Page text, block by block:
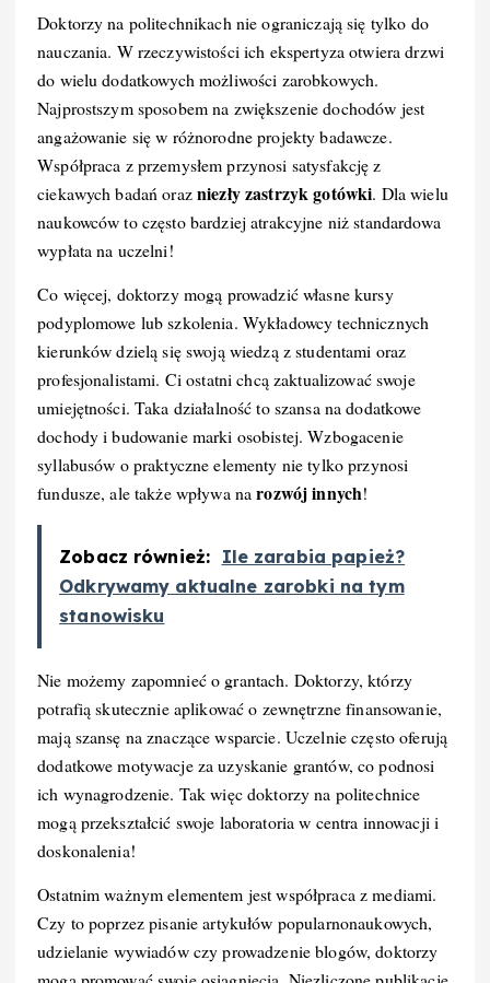
Doktorzy na politechnikach nie ograniczają się tylko do
nauczania. W rzeczywistości ich ekspertyza otwiera drzwi
do wielu dodatkowych możliwości zarobkowych.
Najprostszym sposobem na zwiększenie dochodów jest
angażowanie się w różnorodne projekty badawcze.
Współpraca z przemysłem przynosi satysfakcję z
ciekawych badań orazniezły zastrzyk gotówki. Dla wielu
naukowców to często bardziej atrakcyjne niż standardowa
wypłata na uczelni!
Co więcej, doktorzy mogą prowadzić własne kursy
podyplomowe lub szkolenia. Wykładowcy technicznych
kierunków dzielą się swoją wiedzą z studentami oraz
profesjonalistami. Ci ostatni chcą zaktualizować swoje
umiejętności. Taka działalność to szansa na dodatkowe
dochody i budowanie marki osobistej. Wzbogacenie
syllabusów o praktyczne elementy nie tylko przynosi
fundusze, ale także wpływa narozwój innych!
Zobacz również: Ile zarabia papież?
Odkrywamy aktualne zarobki na tym
stanowisku
Nie możemy zapomnieć o grantach. Doktorzy, którzy
potrafią skutecznie aplikować o zewnętrzne finansowanie,
mają szansę na znaczące wsparcie. Uczelnie często oferują
dodatkowe motywacje za uzyskanie grantów, co podnosi
ich wynagrodzenie. Tak więc doktorzy na politechnice
mogą przekształcić swoje laboratoria w centra innowacji i
doskonalenia!
Ostatnim ważnym elementem jest współpraca z mediami.
Czy to poprzez pisanie artykułów popularnonaukowych,
udzielanie wywiadów czy prowadzenie blogów, doktorzy